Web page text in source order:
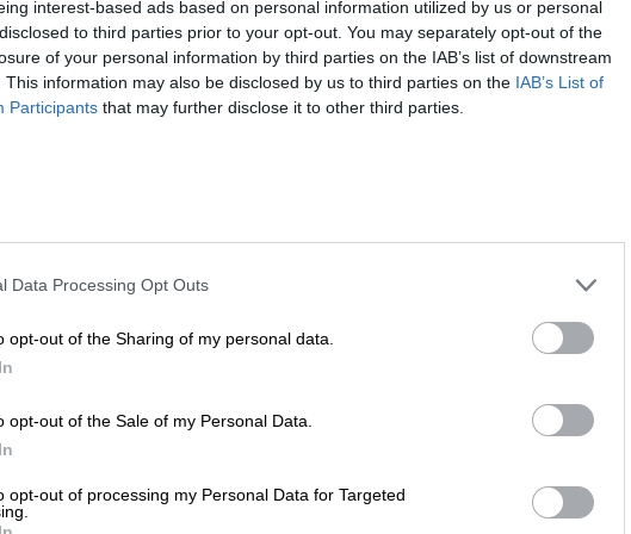
interest-based ads based on personal information utilized by us or personal
to third parties prior to your opt-out. You may separately opt-out of the
of your personal information by third parties on the IAB’s list of downstream
This information may also be disclosed by us to third parties on the IAB’s List of
Participants that may further disclose it to other third parties.
Data Processing Opt Outs
opt-out of the Sharing of my personal data.
opt-out of the Sale of my Personal Data.
opt-out of processing my Personal Data for Targeted
Scopri su Amazon
di
e brandelli di reti;
di sale;
cozze, che in dialetto anconetano vengono chiamate
orfano che viveva tra le spiagge e si nutriva di cozze,
dormiva sugli scogli, in riva al mare. Così, il suo vestito
e i suoi capelli erano ricoperti di sale. Il giorno di
Al suo passaggio, tutti gli abitanti lo indicavano e